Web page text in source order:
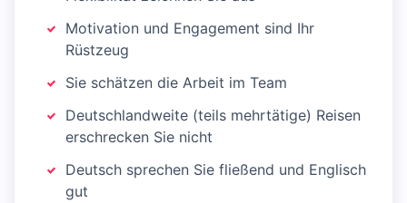
Motivation und Engagement sind Ihr
Rüstzeug
Sie schätzen die Arbeit im Team
Deutschlandweite (teils mehrtätige) Reisen
er­schrecken Sie nicht
Deutsch sprechen Sie fließend und Englisch
gut